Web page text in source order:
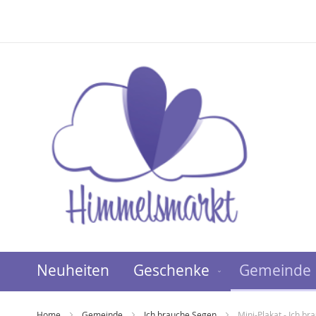
Neuheiten Geschenke Gemeinde